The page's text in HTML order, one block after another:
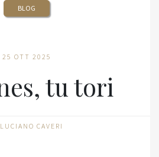
BLOG
25 OTT 2025
tu tori
LUCIANO CAVERI